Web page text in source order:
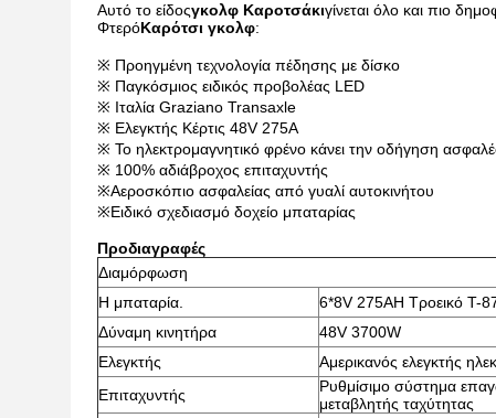
Αυτό το είδοςγκολφ Καροτσάκιγίνεται όλο και πιο
ΦτερόΚαρότσι γκολφ:
※ Προηγμένη τεχνολογία πέδησης με δίσκο
※ Παγκόσμιος ειδικός προβολέας LED
※ Ιταλία Graziano Transaxle
※ Ελεγκτής Κέρτις 48V 275A
※ Το ηλεκτρομαγνητικό φρένο κάνει την οδήγηση
※ 100% αδιάβροχος επιταχυντής
※Αεροσκόπιο ασφαλείας από γυαλί αυτοκινήτου
※Ειδικό σχεδιασμό δοχείο μπαταρίας
Προδιαγραφές
Διαμόρφωση
Η μπαταρία.
6*8V 275AH Τροεικό T-
Δύναμη κινητήρα
48V 3700W
Ελεγκτής
Αμερικανός ελεγκτής
Επιταχυντής
Ρυθμίσιμο σύστημα
μεταβλητής ταχύτητας